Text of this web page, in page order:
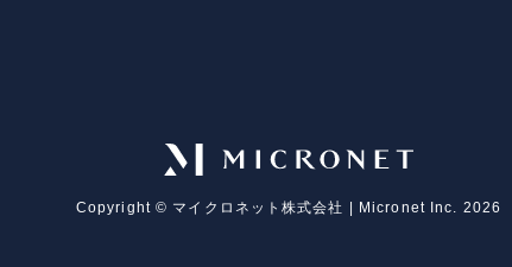
Copyright ©︎ マイクロネット株式会社 | Micronet Inc. 2026